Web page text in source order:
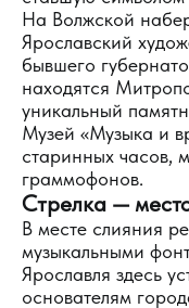
На Волжской
Ярославский
бывшего
находятся
уникальный
Музей «Музыка и
старинных часов,
граммофонов.
Стрелка —
В месте слияния
музыкальными
Ярославля здесь
основателям